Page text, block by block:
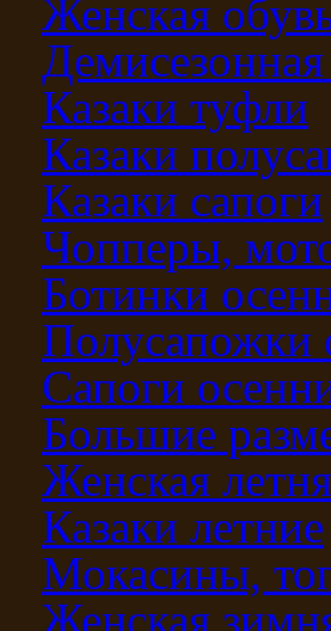
Женская
Казаки туфли
Казаки
Казаки сапоги
Чопперы,
Ботинки
Полусапожки
Сапоги
Большие
Женская
Казаки летние
Мокасины,
Женская